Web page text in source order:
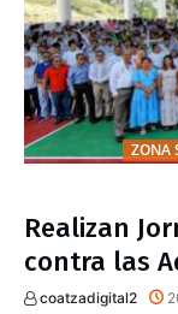
ZONA
Realizan
contra las
coatzadigital2